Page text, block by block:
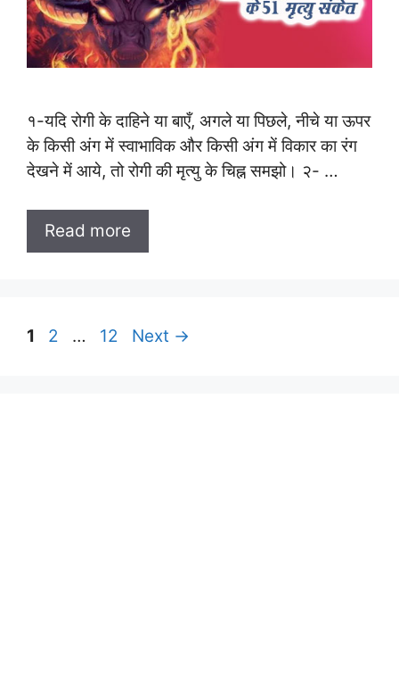
१-यदि रोगी के दाहिने या बाएँ, अगले या पिछले, नीचे या ऊपर
के किसी अंग में स्वाभाविक और किसी अंग में विकार का रंग
देखने में आये, तो रोगी की मृत्यु के चिह्न समझो। २- …
Read more
Page
1 Page
2 … Page
12 Next →